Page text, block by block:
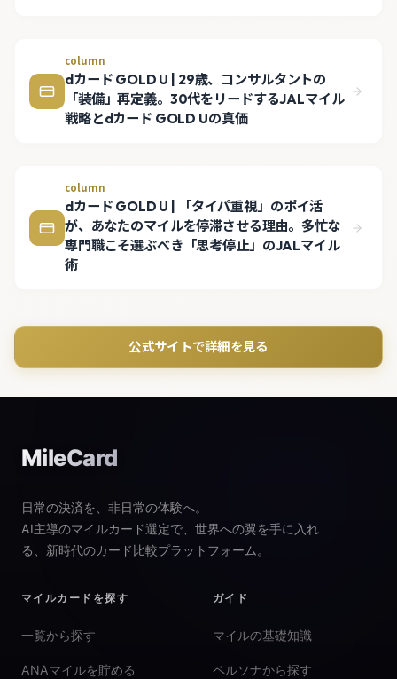
column
dカード GOLD U | 29歳、コンサルタントの
「装備」再定義。30代をリードするJALマイル
戦略とdカード GOLD Uの真価
column
dカード GOLD U | 「タイパ重視」のポイ活
が、あなたのマイルを停滞させる理由。多忙な
専門職こそ選ぶべき「思考停止」のJALマイル
術
公式サイトで詳細を見る
MileCard
日常の決済を、非日常の体験へ。
AI主導のマイルカード選定で、世界への翼を手に入れ
る、新時代のカード比較プラットフォーム。
マイルカードを探す
一覧から探す
ANAマイルを貯める
ガイド
マイルの基礎知識
ペルソナから探す